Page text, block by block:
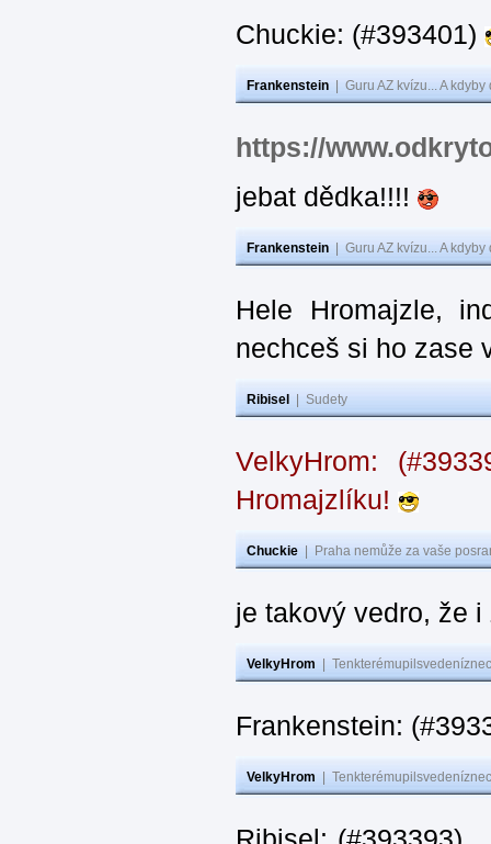
Chuckie: (#393401)
Frankenstein Guru AZ kvízu... A
https://
jebat dědka!!!!
Frankenstein Guru AZ kvízu... A
Hele Hromajzle,
nechceš si ho zase
Ribisel Sudety
VelkyHrom:
Hromajzlíku!
Chuckie Praha nemůže za vaše
je takový vedro, že
VelkyHrom
Frankenstein:
VelkyHrom